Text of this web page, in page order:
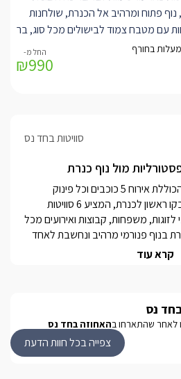
פתוח ומרהיב אל הכנרת, שולחנות
עם מטבח צמוד לבישולים מכל סוג, בר
טעימים, שפע פינות ישיבה יוקרתיות
וצמחייה משגעת. כל סוויטה הינה ברמת 5 כוכבים, משלבת בין עיצוב
האפשריים: מיטות ענק בעלות מזרנים
₪990
סוויטות בחד נס
מול נוף כנרת
מפסיפס כחול - מחוממת ומקורה היטב בחורף, בטיחותית לילדים
ועומדת בכל תקני משרד הבריאות. לצידה ניצבים בר אירוח הכולל
מגוון פינוקים חופשיים לאורחים במהלך החופשה, חדר אוכל גדול
קרא עוד
נס
לאחר שהתארחו בהאחוזה בחד נס
צפייה בכל חוות הדעת